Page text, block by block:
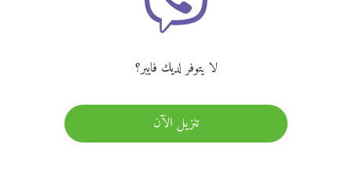
لا يتوفر لديك فايبر؟
تنزيل الآن